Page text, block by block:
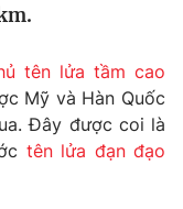
tên lửa tầm cao
Mỹ và Hàn Quốc
Đây được coi là
tên lửa đạn đạo